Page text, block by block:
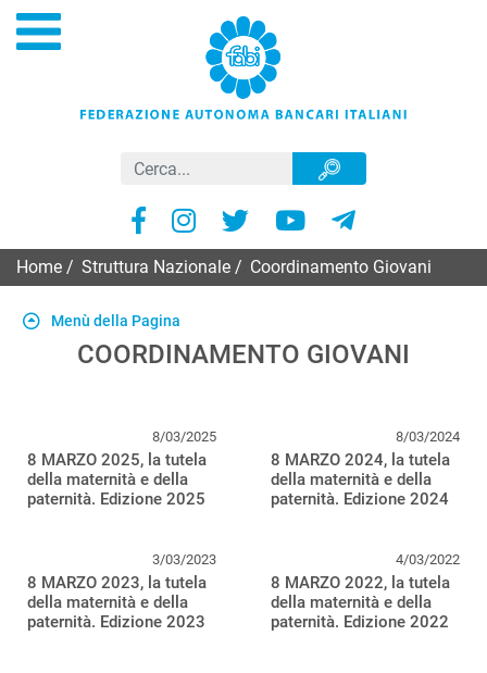
Home Struttura Nazionale Coordinamento Giovani
Menù della Pagina
COORDINAMENTO GIOVANI
8/03/2025
8 MARZO 2025, la tutela
della maternità e della
paternità. Edizione 2025
8/03/2024
8 MARZO 2024, la tutela
della maternità e della
paternità. Edizione 2024
3/03/2023
8 MARZO 2023, la tutela
della maternità e della
paternità. Edizione 2023
4/03/2022
8 MARZO 2022, la tutela
della maternità e della
paternità. Edizione 2022